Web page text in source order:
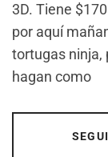
3D. Tiene
por aquí
tortugas ninja,
hagan como